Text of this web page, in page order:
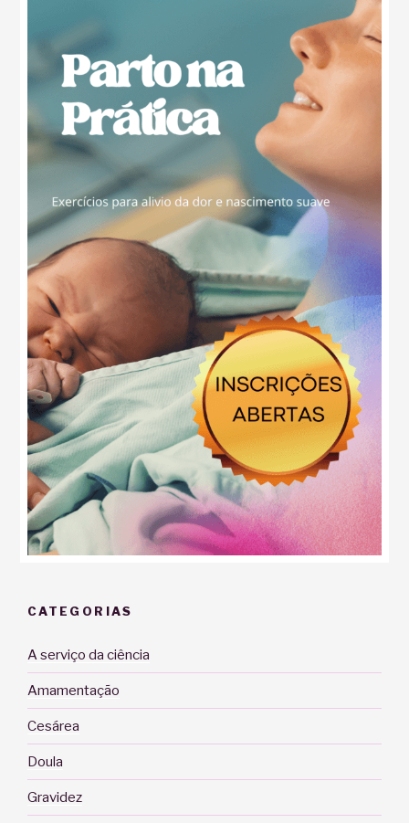
CATEGORIAS
A serviço da ciência
Amamentação
Cesárea
Doula
Gravidez